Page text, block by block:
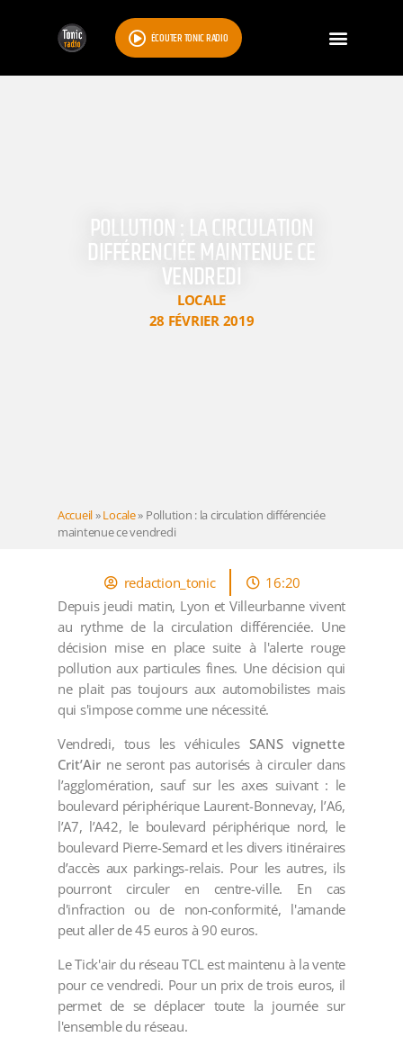
ÉCOUTER TONIC RADIO
POLLUTION : LA CIRCULATION
DIFFÉRENCIÉE MAINTENUE CE
VENDREDI
LOCALE
28 FÉVRIER 2019
Accueil»Locale» Pollution : la circulation différenciée
maintenue ce vendredi
redaction_tonic
16:20
Depuis jeudi matin, Lyon et Villeurbanne vivent
au rythme de la circulation différenciée. Une
décision mise en place suite à l'alerte rouge
pollution aux particules fines. Une décision qui
ne plait pas toujours aux automobilistes mais
qui s'impose comme une nécessité.
Vendredi, tous les véhiculesSANS vignette
Crit’Air ne seront pas autorisés à circuler dans
l’agglomération, sauf sur les axes suivant : le
boulevard périphérique Laurent-Bonnevay, l’A6,
l’A7, l’A42, le boulevard périphérique nord, le
boulevard Pierre-Semard et les divers itinéraires
d’accès aux parkings-relais. Pour les autres, ils
pourront circuler en centre-ville. En cas
d'infraction ou de non-conformité, l'amande
peut aller de 45 euros à 90 euros.
Le Tick'air du réseau TCL est maintenu à la vente
pour ce vendredi. Pour un prix de trois euros, il
permet de se déplacer toute la journée sur
l'ensemble du réseau.